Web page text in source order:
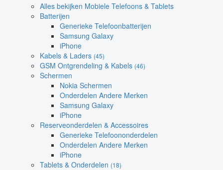
Alles bekijken Mobiele Telefoons & Tablets
Batterijen
Generieke Telefoonbatterijen
Samsung Galaxy
iPhone
Kabels & Laders (45)
GSM Ontgrendeling & Kabels (46)
Schermen
Nokia Schermen
Onderdelen Andere Merken
Samsung Galaxy
iPhone
Reserveonderdelen & Accessoires
Generieke Telefoononderdelen
Onderdelen Andere Merken
iPhone
Tablets & Onderdelen (18)